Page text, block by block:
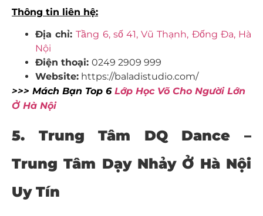
Thông tin liên hệ:
Địa chỉ:Tầng 6, số 41, Vũ Thạnh, Đống Đa, Hà
Nội
Điện thoại: 0249 2909 999
Website: https://baladistudio.com/
>>> Mách Bạn Top 6 Lớp Học Võ Cho Người Lớn
Ở Hà Nội
5. Trung Tâm DQ Dance –
Trung Tâm Dạy Nhảy Ở Hà Nội
Uy Tín